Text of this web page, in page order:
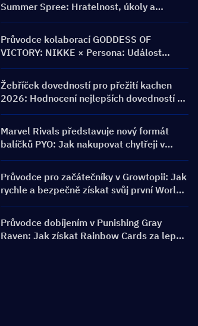
Summer Spree: Hratelnost, úkoly a
odměny
Průvodce kolaborací GODDESS OF
VICTORY: NIKKE × Persona: Událost
PERSONA ON FRONTLINE, postavy,
bannery a odměny
Žebříček dovedností pro přežití kachen
2026: Hodnocení nejlepších dovedností a
průvodce sestavením
Marvel Rivals představuje nový formát
balíčků PYO: Jak nakupovat chytřeji v
aktualizaci obchodu pro sezónu 9.5
Průvodce pro začátečníky v Growtopii: Jak
rychle a bezpečně získat svůj první World
Lock
Průvodce dobíjením v Punishing Gray
Raven: Jak získat Rainbow Cards za lepší